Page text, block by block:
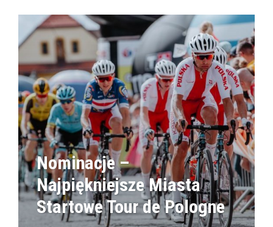
Nominacje –
Najpiękniejsze Miasta
Startowe Tour de Pologne